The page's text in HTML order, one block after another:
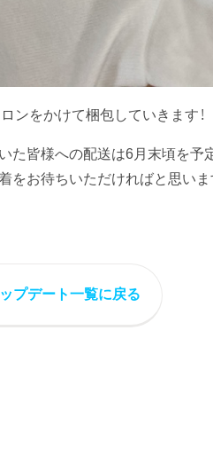
ンをかけて梱包していきます！
た皆様への配送は6月末頃を予
をお待ちいただければと思いま
プデート一覧に戻る